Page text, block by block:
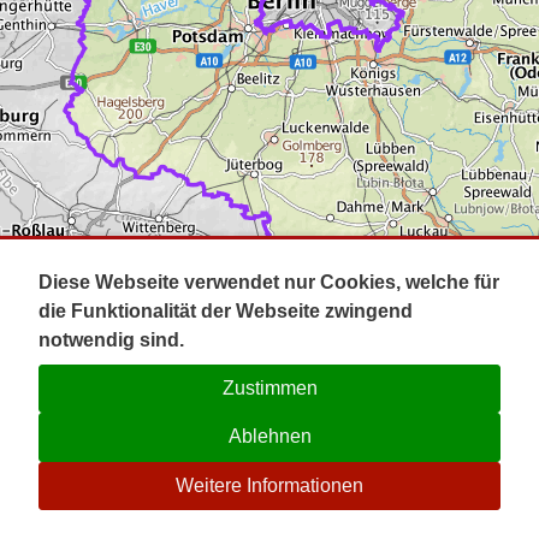
Impressum
Kontakt
☉
Diese Webseite verwendet nur Cookies, welche für
die Funktionalität der Webseite zwingend
notwendig sind.
Zustimmen
Ablehnen
Weitere Informationen